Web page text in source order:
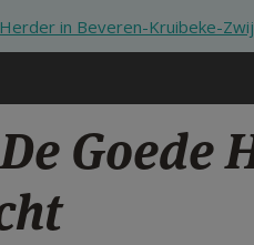
in Beveren-Kruibeke-
Goede